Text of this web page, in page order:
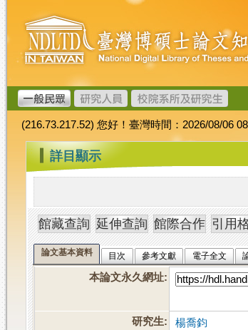
跳
到
主
要
內
容
臺
灣
博
碩
士
論
文
加
值
系
統
(216.73.217.52) 您好！臺灣時間：2026/08/06
::: 詳目顯示
論文基本資料 目次 參考文獻 電子全文
本論文永久網址:
研究生:
楊喬鈞